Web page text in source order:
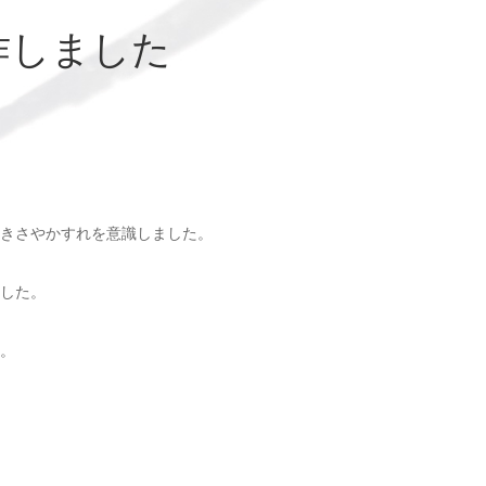
ました
さやかすれを意識しました。
た。